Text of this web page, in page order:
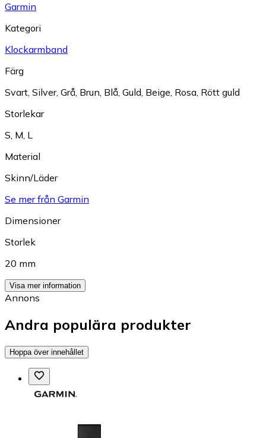
Garmin
Kategori
Klockarmband
Färg
Svart, Silver, Grå, Brun, Blå, Guld, Beige, Rosa, Rött guld
Storlekar
S, M, L
Material
Skinn/Läder
Se mer från Garmin
Dimensioner
Storlek
20 mm
Visa mer information
Annons
Andra populära produkter
Hoppa över innehållet